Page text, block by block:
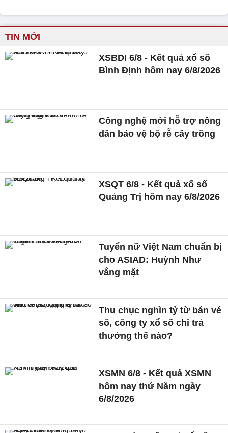
TIN MỚI
XSBDI 6/8 - Kết quả xổ số
Bình Định hôm nay 6/8/2026
Công nghệ mới hỗ trợ nông
dân bảo vệ bộ rễ cây trồng
XSQT 6/8 - Kết quả xổ số
Quảng Trị hôm nay 6/8/2026
Tuyển nữ Việt Nam chuẩn bị
cho ASIAD: Huỳnh Như
vắng mặt
Thu chục nghìn tỷ từ bán vé
số, công ty xổ số chi trả
thưởng thế nào?
XSMN 6/8 - Kết quả XSMN
hôm nay thứ Năm ngày
6/8/2026